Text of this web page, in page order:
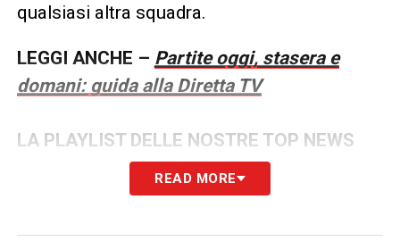
qualsiasi altra squadra.
LEGGI ANCHE – Partite oggi, stasera e
domani: guida alla Diretta TV
LA PLAYLIST DELLE NOSTRE TOP NEWS
READ MORE